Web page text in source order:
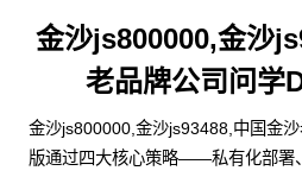
金沙js800000,金沙
老品牌公司问学
金沙js800000,金沙js93488,中国金
版通过四大核心策略——私有化部署